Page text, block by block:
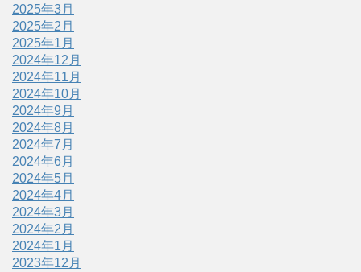
2025年3月
2025年2月
2025年1月
2024年12月
2024年11月
2024年10月
2024年9月
2024年8月
2024年7月
2024年6月
2024年5月
2024年4月
2024年3月
2024年2月
2024年1月
2023年12月